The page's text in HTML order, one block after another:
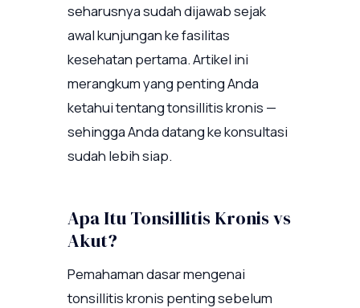
seharusnya sudah dijawab sejak
awal kunjungan ke fasilitas
kesehatan pertama. Artikel ini
merangkum yang penting Anda
ketahui tentang tonsillitis kronis —
sehingga Anda datang ke konsultasi
sudah lebih siap.
Apa Itu Tonsillitis Kronis vs
Akut?
Pemahaman dasar mengenai
tonsillitis kronis penting sebelum